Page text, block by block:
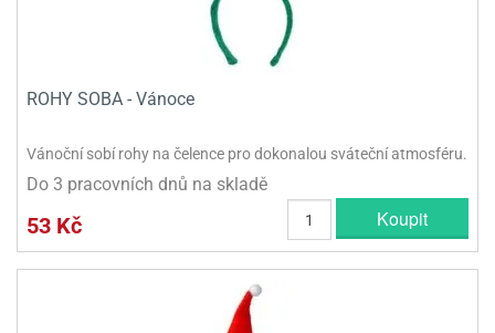
ROHY SOBA - Vánoce
Vánoční sobí rohy na čelence pro dokonalou sváteční atmosféru.
Do 3 pracovních dnů na skladě
53 Kč Koupit